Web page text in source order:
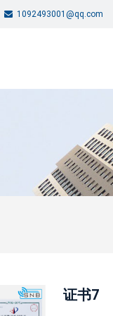
1092493001@qq.com
证书7